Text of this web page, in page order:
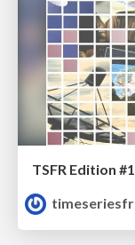
timeseriesfr